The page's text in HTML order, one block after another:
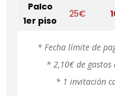
Palco
1er piso
25€
* Fecha límite de
* 2,10€ de
* 1 invitación